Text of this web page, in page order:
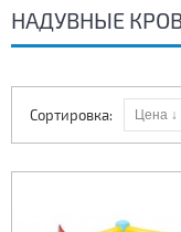
НАДУВНЫЕ
Сортировка: